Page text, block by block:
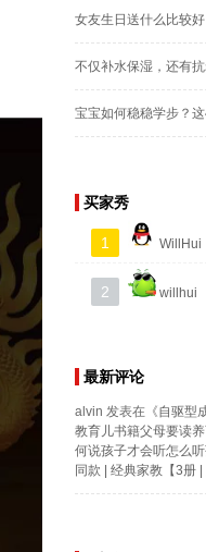
女友生日送什么比较好
不仅补水保湿，还有
宝宝如何稳稳学步？这
买家秀
1 WillHui
2 willhui
最新评论
alvin 发表在《自驱型
教育儿书籍父母要读
何说孩子才会听怎么
同款 | 经典家教【3册 |